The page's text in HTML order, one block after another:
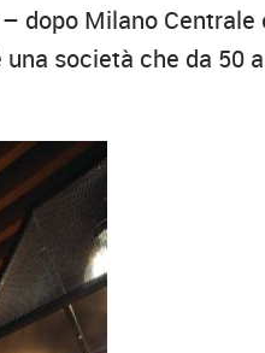
dopo Milano Centrale
società che da 50